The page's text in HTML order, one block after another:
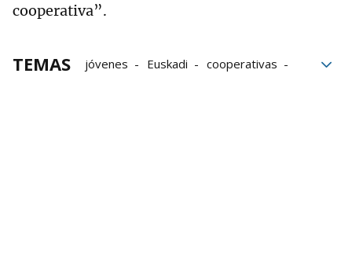
cooperativa”.
TEMAS jóvenes Euskadi
cooperativas